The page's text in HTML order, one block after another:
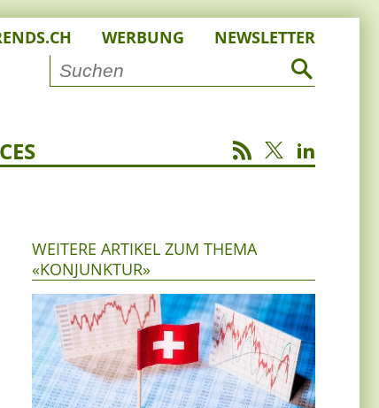
WERBUNG NEWSLETTER
WEITERE ARTIKEL ZUM THEMA
«KONJUNKTUR»